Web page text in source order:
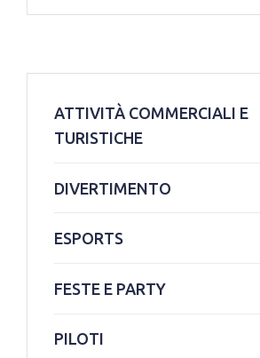
ATTIVITÀ COMMERCIALI E
TURISTICHE
DIVERTIMENTO
ESPORTS
FESTE E PARTY
PILOTI